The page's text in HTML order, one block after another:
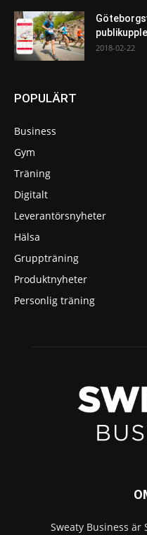
2018-02-22
POPULÄRT
Business
Gym
Träning
Digitalt
Leverantörsnyheter
Hälsa
Gruppträning
Produktnyheter
Personlig träning
Sweaty Business är